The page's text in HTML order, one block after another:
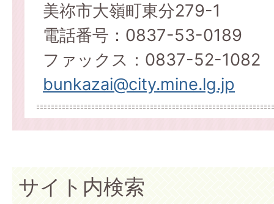
美祢市大嶺町東分279-1
電話番号：0837-53-0189
ファックス：0837-52-1082
bunkazai@city.mine.lg.jp
サイト内検索